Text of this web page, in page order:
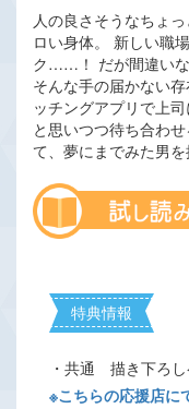
人の良さそうなちょ
ロい身体。 新しい職
ク……！ だが間違いな
そんな手の届かない
ッチングアプリで上
と思いつつ待ち合わ
て、夢にまでみた男
特典情報
・共通 描き下ろ
※こちらの応援店に